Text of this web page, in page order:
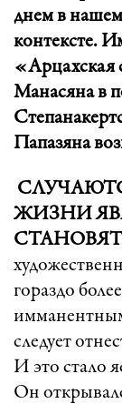
днем в
контексте.
«Арцахская
Манасяна в
Папазяна
ЖИЗНИ
гораздо
следует
И это стало
Он